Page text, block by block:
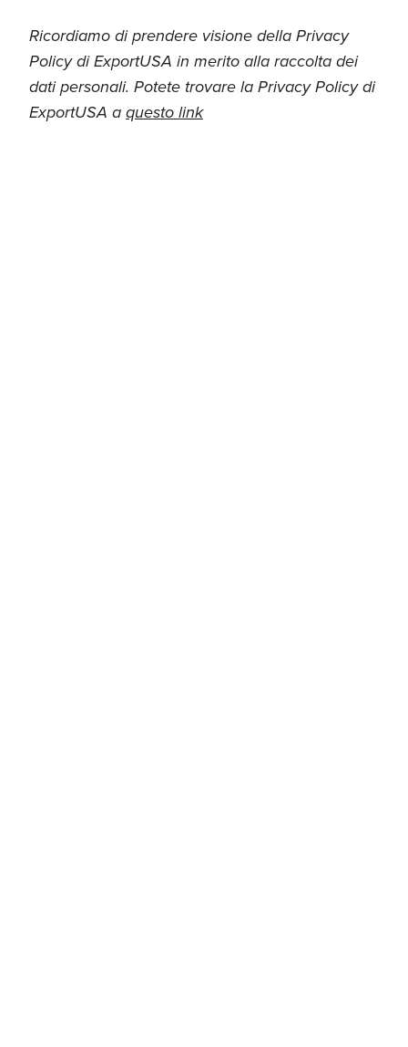
Ricordiamo di prendere visione della Privacy
Policy di ExportUSA in merito alla raccolta dei
dati personali. Potete trovare la Privacy Policy di
ExportUSA aquesto link